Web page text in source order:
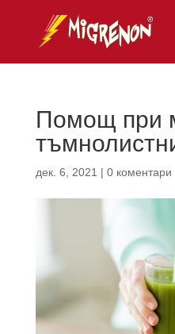
Помощ при
дек. 6, 2021 | 0 коментари